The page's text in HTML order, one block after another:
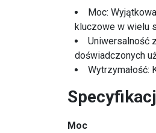
Moc:
kluczowe w wielu
Uniwersalność
doświadczonych
Wytrzymałość:
Moc